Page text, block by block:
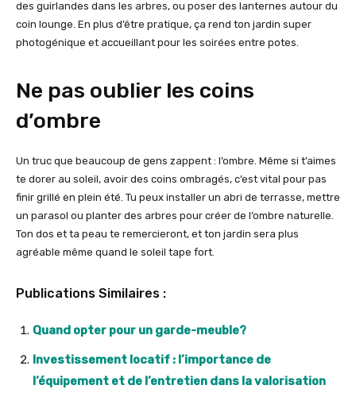
des guirlandes dans les arbres, ou poser des lanternes autour du
coin lounge. En plus d’être pratique, ça rend ton jardin super
photogénique et accueillant pour les soirées entre potes.
Ne pas oublier les coins
d’ombre
Un truc que beaucoup de gens zappent : l’ombre. Même si t’aimes
te dorer au soleil, avoir des coins ombragés, c’est vital pour pas
finir grillé en plein été. Tu peux installer un abri de terrasse, mettre
un parasol ou planter des arbres pour créer de l’ombre naturelle.
Ton dos et ta peau te remercieront, et ton jardin sera plus
agréable même quand le soleil tape fort.
Publications Similaires :
Quand opter pour un garde-meuble?
Investissement locatif : l’importance de
l’équipement et de l’entretien dans la valorisation